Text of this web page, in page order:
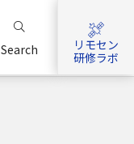
Search
リモセン
研修ラボ